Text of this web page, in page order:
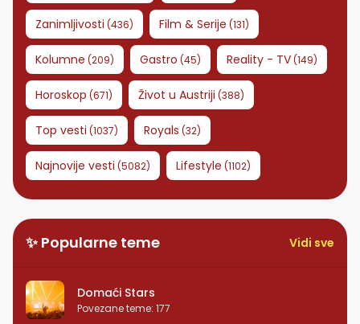
Zanimljivosti (436) Film & Serije (131)
Kolumne (209) Gastro (45) Reality - TV(149)
Horoskop (671) Život u Austriji (388)
Top vesti (1037) Royals (32)
Najnovije vesti (5082) Lifestyle (1102)
✨ Popularne teme Vidi sve
Domaći Stars
Povezane teme: 177